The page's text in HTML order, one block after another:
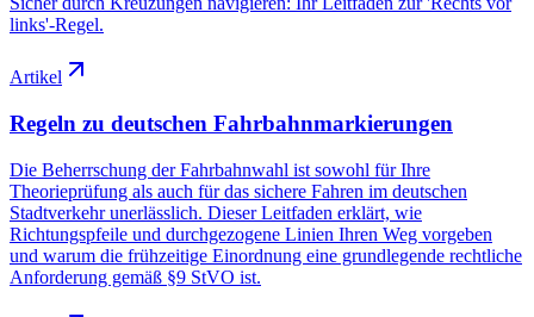
links'-Regel.
Artikel
Regeln zu deutschen Fahrbahnmarkierungen
Die Beherrschung der Fahrbahnwahl ist sowohl für Ihre
Theorieprüfung als auch für das sichere Fahren im deutschen
Stadtverkehr unerlässlich. Dieser Leitfaden erklärt, wie
Richtungspfeile und durchgezogene Linien Ihren Weg vorgeben
und warum die frühzeitige Einordnung eine grundlegende rechtliche
Anforderung gemäß §9 StVO ist.